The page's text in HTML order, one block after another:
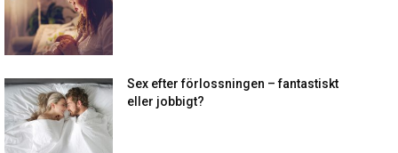
Sex efter förlossningen – fantastiskt
eller jobbigt?